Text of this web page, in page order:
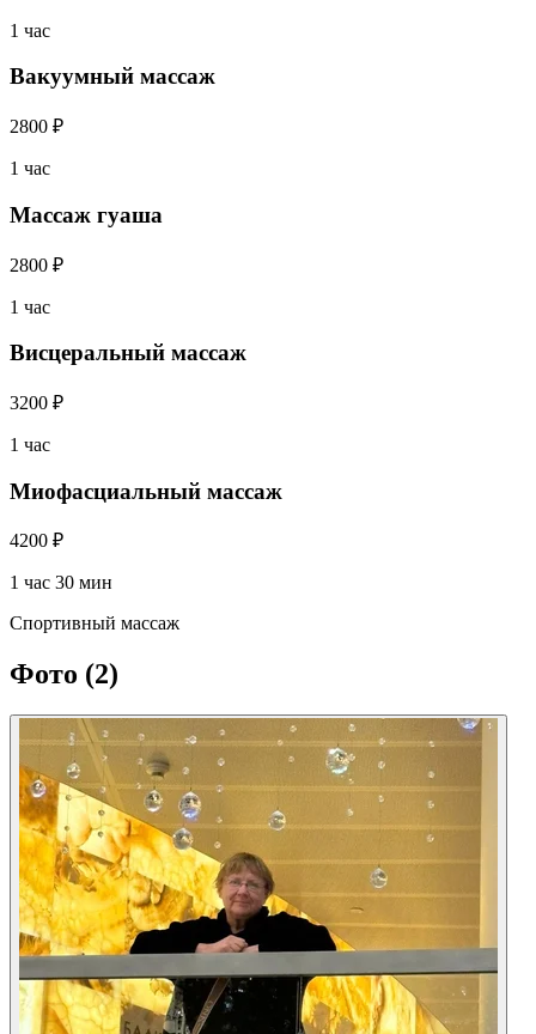
1 час
Вакуумный массаж
2800 ₽
1 час
Массаж гуаша
2800 ₽
1 час
Висцеральный массаж
3200 ₽
1 час
Миофасциальный массаж
4200 ₽
1 час 30 мин
Спортивный массаж
Фото (2)